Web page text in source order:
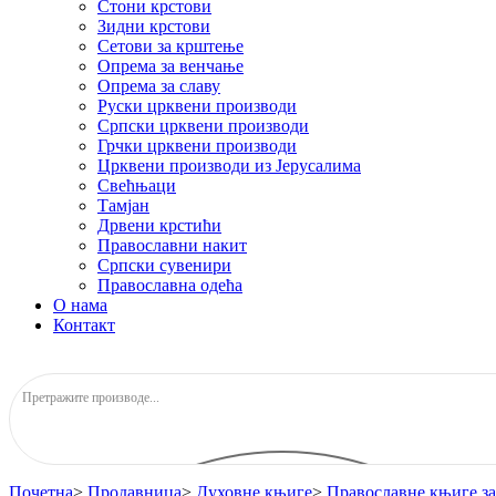
Стони крстови
Зидни крстови
Сетови за крштење
Опрема за венчање
Опрема за славу
Руски црквени производи
Српски црквени производи
Грчки црквени производи
Црквени производи из Јерусалима
Свећњаци
Тамјан
Дрвени крстићи
Православни накит
Српски сувенири
Православна одећа
О нама
Контакт
Почетна> Продавница> Духовне књиге> Православне књиге